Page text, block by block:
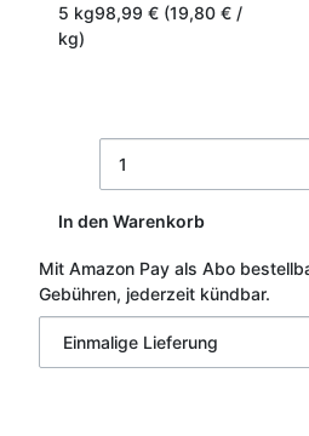
5 kg98,99 € (19,80 € /
kg)
In den Warenkorb
Mit Amazon Pay als Abo
Gebühren, jederzeit kündbar.